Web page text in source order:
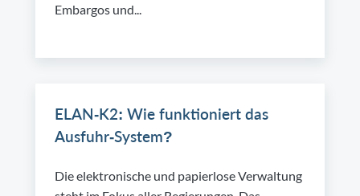
Embargos und...
ELAN-K2: Wie funktioniert das
Ausfuhr-System?
Die elektronische und papierlose Verwaltung